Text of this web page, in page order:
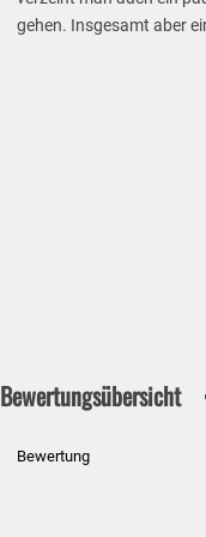
gehen. Insgesamt aber
Bewertungsübersicht
Bewertung